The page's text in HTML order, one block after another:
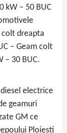
kW – 50 BUC
colt dreapta
– Geam colt
– 30 BUC.
electrice
geamuri
GM ce
Ploiesti